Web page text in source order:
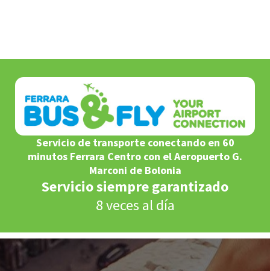
Servicio de transporte conectando en 60
minutos Ferrara Centro con el Aeropuerto G.
Marconi de Bolonia
Servicio siempre garantizado
8 veces al día